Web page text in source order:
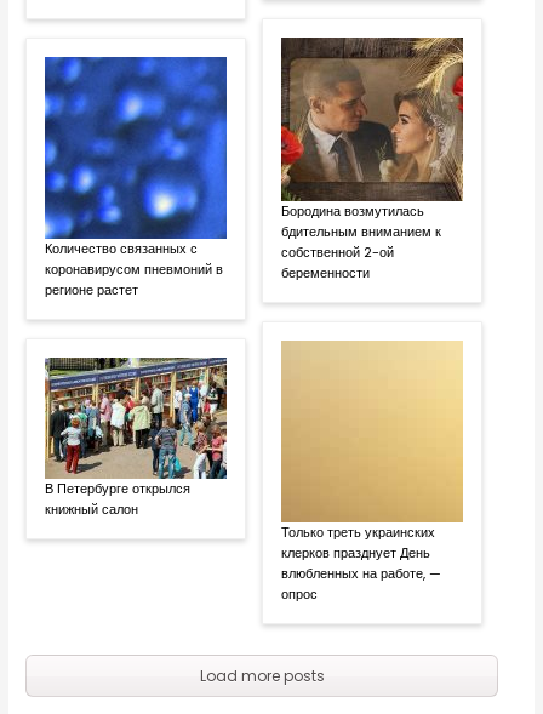
Количество связанных с
коронавирусом пневмоний в
регионе растет
В Петербурге открылся
книжный салон
Бородина возмутилась
бдительным вниманием к
собственной 2-ой
беременности
Только треть украинских
клерков празднует День
влюбленных на работе, —
опрос
Load more posts